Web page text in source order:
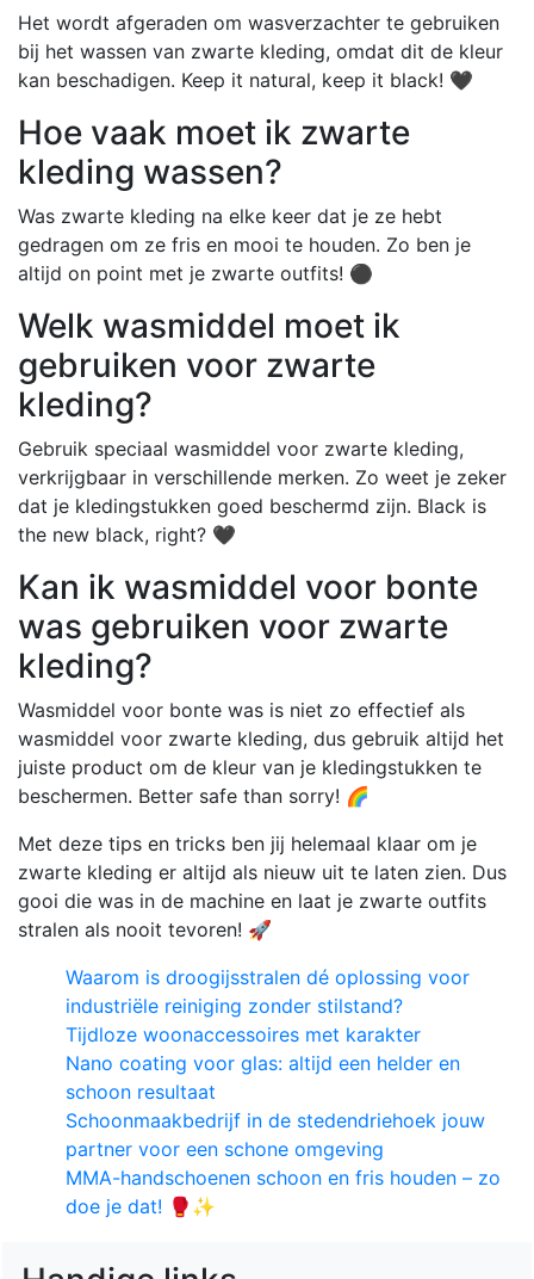
Het wordt afgeraden om wasverzachter te gebruiken
bij het wassen van zwarte kleding, omdat dit de kleur
kan beschadigen. Keep it natural, keep it black! 🖤
Hoe vaak moet ik zwarte
kleding wassen?
Was zwarte kleding na elke keer dat je ze hebt
gedragen om ze fris en mooi te houden. Zo ben je
altijd on point met je zwarte outfits! ⚫
Welk wasmiddel moet ik
gebruiken voor zwarte
kleding?
Gebruik speciaal wasmiddel voor zwarte kleding,
verkrijgbaar in verschillende merken. Zo weet je zeker
dat je kledingstukken goed beschermd zijn. Black is
the new black, right? 🖤
Kan ik wasmiddel voor bonte
was gebruiken voor zwarte
kleding?
Wasmiddel voor bonte was is niet zo effectief als
wasmiddel voor zwarte kleding, dus gebruik altijd het
juiste product om de kleur van je kledingstukken te
beschermen. Better safe than sorry! 🌈
Met deze tips en tricks ben jij helemaal klaar om je
zwarte kleding er altijd als nieuw uit te laten zien. Dus
gooi die was in de machine en laat je zwarte outfits
stralen als nooit tevoren! 🚀
Waarom is droogijsstralen dé oplossing voor
industriële reiniging zonder stilstand?
Tijdloze woonaccessoires met karakter
Nano coating voor glas: altijd een helder en
schoon resultaat
Schoonmaakbedrijf in de stedendriehoek jouw
partner voor een schone omgeving
MMA-handschoenen schoon en fris houden – zo
doe je dat! 🥊✨